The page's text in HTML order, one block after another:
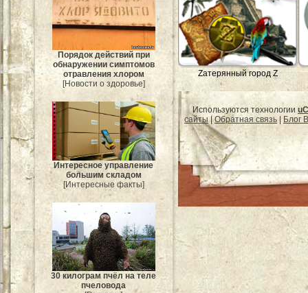
Порядок действий при
обнаружении симптомов
отравления хлором
[Новости о здоровье]
Интересное управление
большим складом
[Интересные факты]
30 килограм пчёл на теле
пчеловода
Zатерянный город Z
Используются технологии
сайты|Обратная связь Блог